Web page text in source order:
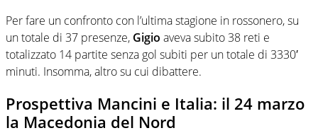
Per fare un confronto con l’ultima stagione in rossonero, su
un totale di 37 presenze, Gigio aveva subito 38 reti e
totalizzato 14 partite senza gol subiti per un totale di 3330′
minuti. Insomma, altro su cui dibattere.
Prospettiva Mancini e Italia: il 24 marzo
la Macedonia del Nord